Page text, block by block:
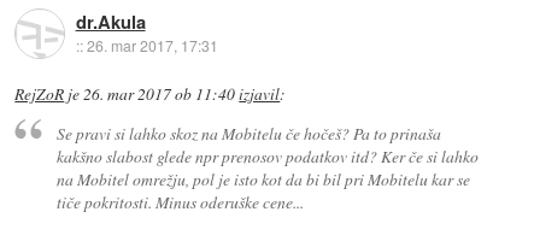
dr.Akula
::26. mar 2017, 17:31
RejZoR je26. mar 2017 ob 11:40izjavil:
Se pravi si lahko skoz na Mobitelu če hočeš? Pa to prinaša
kakšno slabost glede npr prenosov podatkov itd? Ker če si lahko
na Mobitel omrežju, pol je isto kot da bi bil pri Mobitelu kar se
tiče pokritosti. Minus oderuške cene...